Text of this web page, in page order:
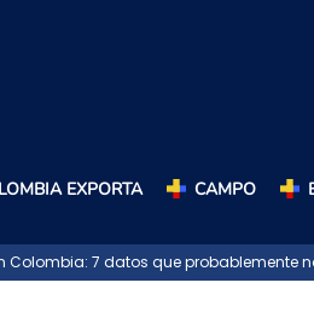
EXPORTA CAMPO
Colombia: 7 datos que probablemente